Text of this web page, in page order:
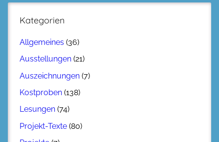
Kategorien
Allgemeines (36)
Ausstellungen (21)
Auszeichnungen (7)
Kostproben (138)
Lesungen (74)
Projekt-Texte (80)